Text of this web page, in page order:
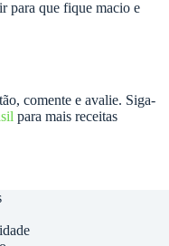
para que fique macio e
comente e avalie. Siga-
para mais receitas